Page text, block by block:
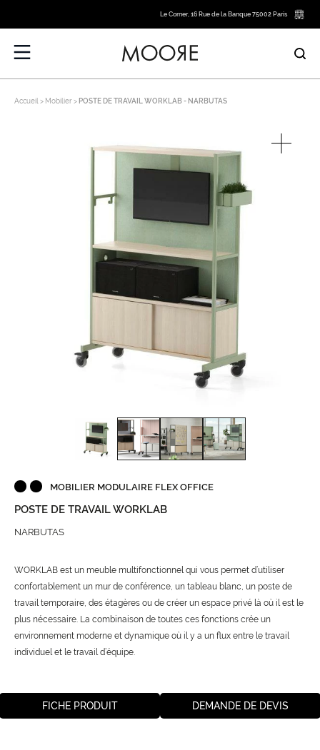
Le Corner, 16 Rue de la Banque 75002 Paris
Accueil Mobilier POSTE DE TRAVAIL WORKLAB - NARBUTAS
MOBILIER MODULAIRE FLEX OFFICE
POSTE DE TRAVAIL WORKLAB
NARBUTAS
WORKLAB est un meuble multifonctionnel qui vous permet d’utiliser
confortablement un mur de conférence, un tableau blanc, un poste de
travail temporaire, des étagères ou de créer un espace privé là où il est le
plus nécessaire. La combinaison de toutes ces fonctions crée un
environnement moderne et dynamique où il y a un flux entre le travail
individuel et le travail d’équipe.
FICHE PRODUIT DEMANDE DE DEVIS